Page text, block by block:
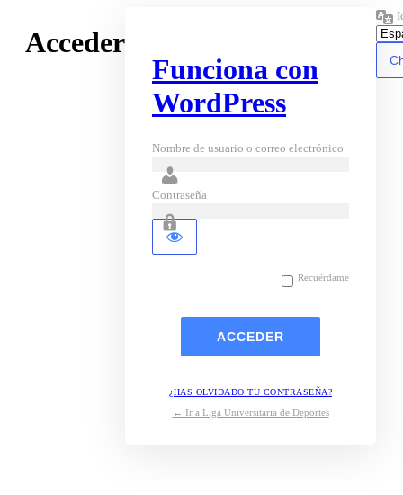
Acceder
Funciona con
WordPress
Nombre de usuario o correo electrónico
Contraseña
Recuérdame
¿HAS OLVIDADO TU CONTRASEÑA?
← Ir a Liga Universitaria de Deportes